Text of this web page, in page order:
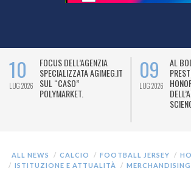
10
LUG 2026
FOCUS DELL’AGENZIA
SPECIALIZZATA AGIMEG.IT
SUL “CASO”
POLYMARKET.
09
LUG 2026
AL
ALL NEWS CALCIO FOOTBALL JERSEY
ISTITUZIONE E ATTUALITÀ